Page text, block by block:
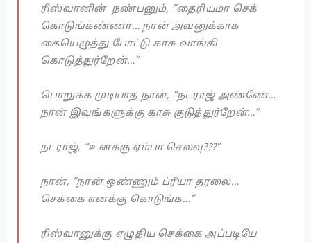
ரிஸ்வானின் நண்பனும், “தைரியமா செக்
கொடுங்கண்ணா… நான் அவனுக்காக
கையெழுத்து போட்டு காசு வாங்கி
கொடுத்துர்றேன்…”
பொறுக்க முடியாத நான், “நடராஜ் அண்ணே…
நான் இவங்களுக்கு காசு குடுத்துர்றேன்…”
நடராஜ், “உனக்கு ஏம்பா செலவு???”
நான், “நான் ஒண்ணும் ப்ரீயா தரலை…
செக்கை எனக்கு கொடுங்க…”
ரிஸ்வானுக்கு எழுதிய செக்கை அப்படியே